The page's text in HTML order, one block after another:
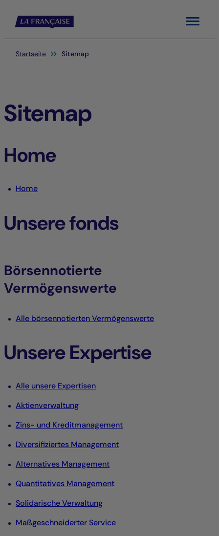
Menu
Sie befinden sich hier:
Startseite Sitemap
Sitemap
Home
Home
Unsere fonds
Börsennotierte
Vermögenswerte
Alle börsennotierten Vermögenswerte
Unsere Expertise
Alle unsere Expertisen
Aktienverwaltung
Zins- und Kreditmanagement
Diversifiziertes Management
Alternatives Management
Quantitatives Management
Solidarische Verwaltung
Maßgeschneiderter Service